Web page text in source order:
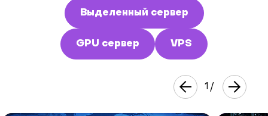
Выделенный сервер
GPU сервер VPS
1 /